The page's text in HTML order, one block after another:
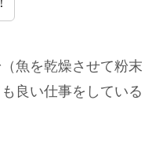
魚を乾燥させて粉末
良い仕事をしている